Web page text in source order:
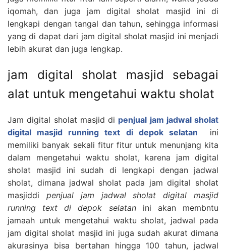
iqomah, dan juga jam digital sholat masjid ini di
lengkapi dengan tangal dan tahun, sehingga informasi
yang di dapat dari jam digital sholat masjid ini menjadi
lebih akurat dan juga lengkap.
jam digital sholat masjid sebagai
alat untuk mengetahui waktu sholat
Jam digital sholat masjid di penjual jam jadwal sholat
digital masjid running text di depok selatan ini
memiliki banyak sekali fitur fitur untuk menunjang kita
dalam mengetahui waktu sholat, karena jam digital
sholat masjid ini sudah di lengkapi dengan jadwal
sholat, dimana jadwal sholat pada jam digital sholat
masjiddi penjual jam jadwal sholat digital masjid
running text di depok selatan ini akan membntu
jamaah untuk mengetahui waktu sholat, jadwal pada
jam digital sholat masjid ini juga sudah akurat dimana
akurasinya bisa bertahan hingga 100 tahun, jadwal